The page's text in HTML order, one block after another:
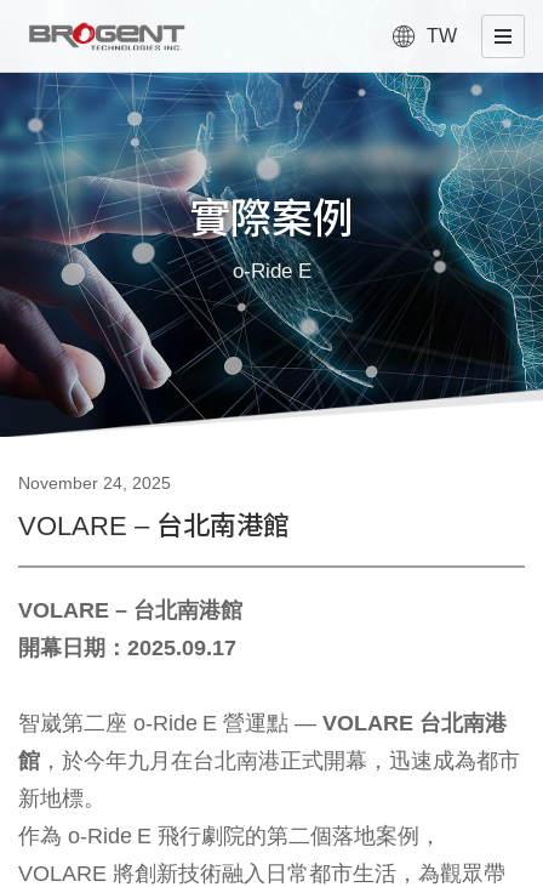
TW
實際案例
o-Ride E
November 24, 2025
VOLARE – 台北南港館
VOLARE – 台北南港館
開幕日期：2025.09.17
智崴第二座 o‑Ride E 營運點 — VOLARE 台北南港
館 ，於今年九月在台北南港正式開幕，迅速成為都市
新地標。
作為 o‑Ride E 飛行劇院的第二個落地案例，
VOLARE 將創新技術融入日常都市生活，為觀眾帶